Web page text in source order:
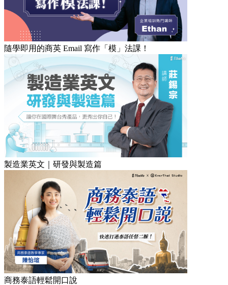
隨學即用的商英 Email 寫作「模」法課！
製造業英文｜研發與製造篇
商務泰語輕鬆開口說